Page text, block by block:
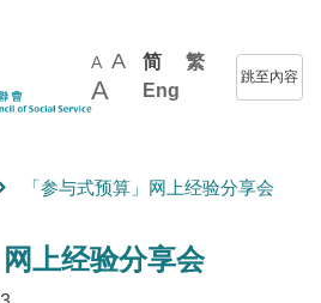
A A
A
简
繁
Eng
跳至內容
「参与式预算」网上经验分享会
网上经验分享会